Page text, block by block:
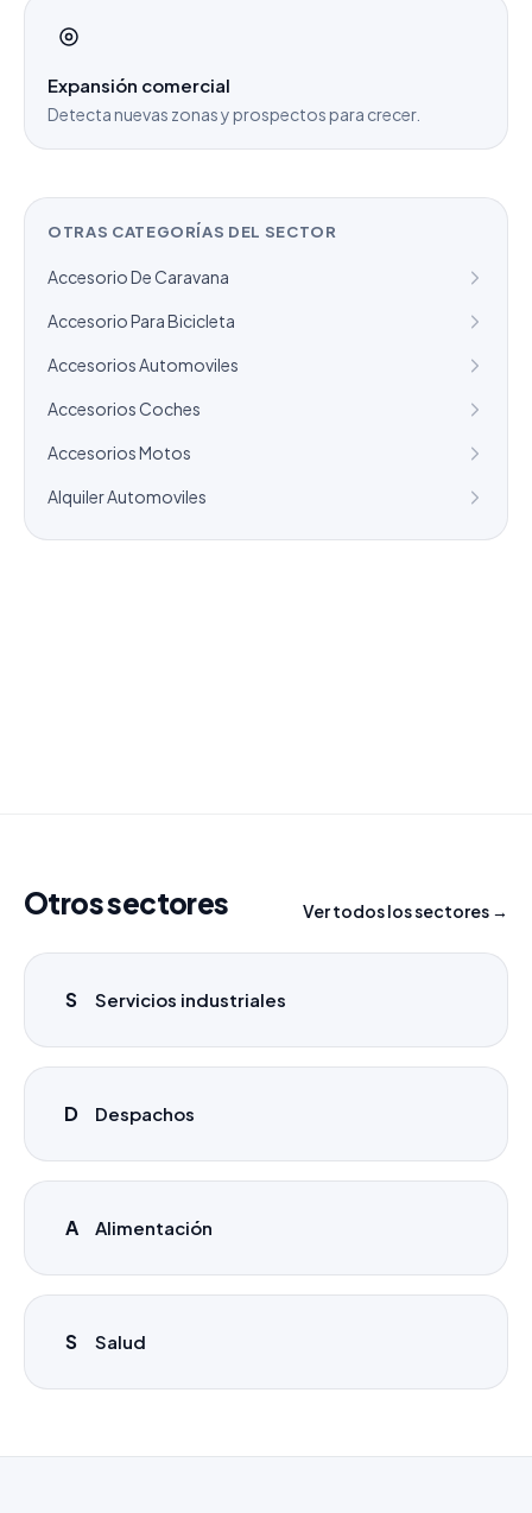
Expansión comercial
Detecta nuevas zonas y prospectos para crecer.
OTRAS CATEGORÍAS DEL SECTOR
Accesorio De Caravana
Accesorio Para Bicicleta
Accesorios Automoviles
Accesorios Coches
Accesorios Motos
Alquiler Automoviles
Otros sectores Ver todos los sectores →
S Servicios industriales
D Despachos
A Alimentación
S Salud